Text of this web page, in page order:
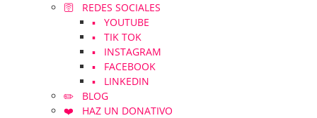
🛜 REDES SOCIALES
▪️ YOUTUBE
▪️ TIK TOK
▪️ INSTAGRAM
▪️ FACEBOOK
▪️ LINKEDIN
✏️ BLOG
❤️ HAZ UN DONATIVO